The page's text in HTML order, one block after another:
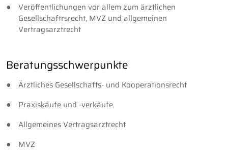
Veröffentlichungen vor allem zum ärztlichen
Gesellschaftrsrecht, MVZ und allgemeinen
Vertragsarztrecht
Beratungsschwerpunkte
Ärztliches Gesellschafts- und Kooperationsrecht
Praxiskäufe und -verkäufe
Allgemeines Vertragsarztrecht
MVZ